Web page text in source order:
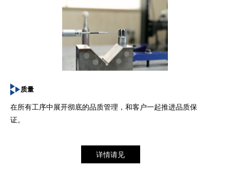
质量
在所有工序中展开彻底的品质管理，和客户一起推进品质保
证。
详情请见